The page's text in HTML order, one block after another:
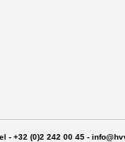
- +32 (0)2 242 00 45 -